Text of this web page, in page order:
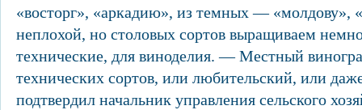
«восторг», «аркадию», из темных —
неплохой, но столовых сортов выращиваем
технические, для виноделия. — Местный
технических сортов, или любительский, или
подтвердил начальник управления сельского